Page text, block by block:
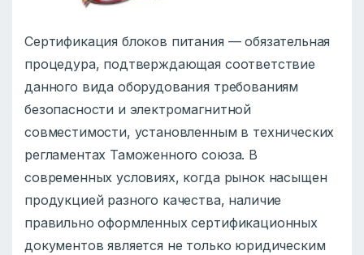
Сертификация блоков питания — обязательная
процедура, подтверждающая соответствие
данного вида оборудования требованиям
безопасности и электромагнитной
совместимости, установленным в технических
регламентах Таможенного союза. В
современных условиях, когда рынок насыщен
продукцией разного качества, наличие
правильно оформленных сертификационных
документов является не только юридическим